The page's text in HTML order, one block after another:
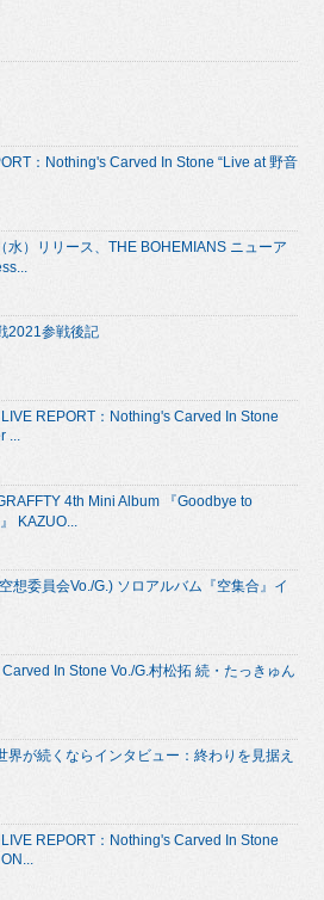
：Nothing's Carved In Stone “Live at 野音
水）リリース、THE BOHEMIANS ニューア
2021参戦後記
REPORT：Nothing's Carved In Stone
...
4th Mini Album 『Goodbye to
KAZUO...
想委員会Vo./G.) ソロアルバム『空集合』イ
Carved In Stone Vo./G.村松拓 続・たっきゅん
界が続くならインタビュー：終わりを見据え
REPORT：Nothing's Carved In Stone